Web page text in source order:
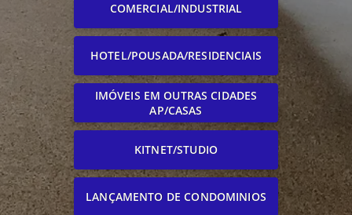
COMERCIAL/INDUSTRIAL
HOTEL/POUSADA/RESIDENCIAIS
IMÓVEIS EM OUTRAS CIDADES
AP/CASAS
KITNET/STUDIO
LANÇAMENTO DE CONDOMINIOS